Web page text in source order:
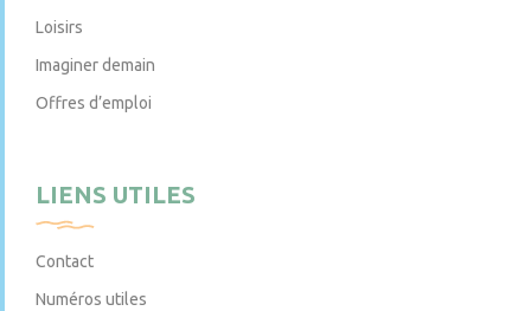
Loisirs
Imaginer demain
Offres d’emploi
LIENS UTILES
Contact
Numéros utiles